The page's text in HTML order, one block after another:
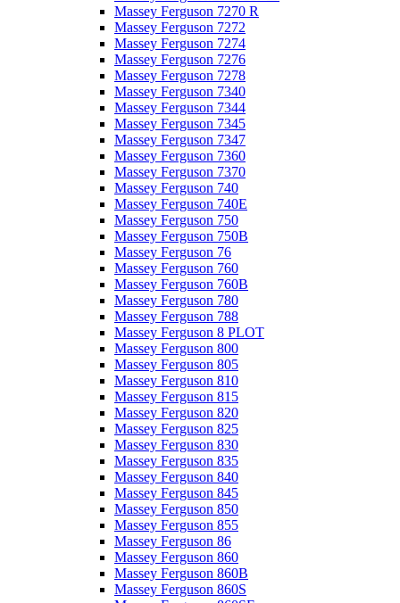
Massey Ferguson 7270 R
Massey Ferguson 7272
Massey Ferguson 7274
Massey Ferguson 7276
Massey Ferguson 7278
Massey Ferguson 7340
Massey Ferguson 7344
Massey Ferguson 7345
Massey Ferguson 7347
Massey Ferguson 7360
Massey Ferguson 7370
Massey Ferguson 740
Massey Ferguson 740E
Massey Ferguson 750
Massey Ferguson 750B
Massey Ferguson 76
Massey Ferguson 760
Massey Ferguson 760B
Massey Ferguson 780
Massey Ferguson 788
Massey Ferguson 8 PLOT
Massey Ferguson 800
Massey Ferguson 805
Massey Ferguson 810
Massey Ferguson 815
Massey Ferguson 820
Massey Ferguson 825
Massey Ferguson 830
Massey Ferguson 835
Massey Ferguson 840
Massey Ferguson 845
Massey Ferguson 850
Massey Ferguson 855
Massey Ferguson 86
Massey Ferguson 860
Massey Ferguson 860B
Massey Ferguson 860S